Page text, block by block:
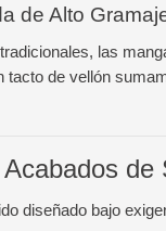
de Alto
las
de vellón
de
diseñado bajo